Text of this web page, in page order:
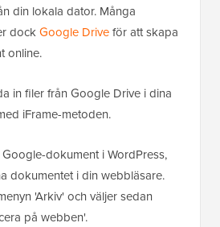
din lokala dator. Många
dockGoogle Driveför att skapa
online.
in filer från Google Drive i dina
iFrame-metoden.
dokument i WordPress,
dokumentet i din webbläsare.
'Arkiv' och väljer sedan
på webben'.